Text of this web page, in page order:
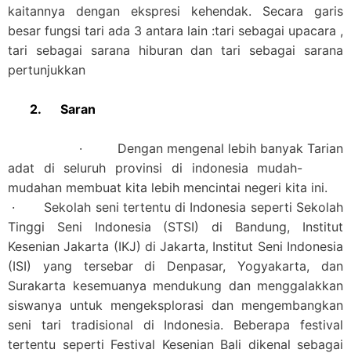
kaitannya dengan ekspresi kehendak. Secara garis
besar fungsi tari ada 3 antara lain :tari sebagai upacara ,
tari sebagai sarana hiburan dan tari sebagai sarana
pertunjukkan
2. Saran
· Dengan mengenal lebih banyak Tarian
adat di seluruh provinsi di indonesia mudah-
mudahan membuat kita lebih mencintai negeri kita ini.
· Sekolah seni tertentu di Indonesia seperti Sekolah
Tinggi Seni Indonesia (STSI) di Bandung, Institut
Kesenian Jakarta (IKJ) di Jakarta, Institut Seni Indonesia
(ISI) yang tersebar di Denpasar, Yogyakarta, dan
Surakarta kesemuanya mendukung dan menggalakkan
siswanya untuk mengeksplorasi dan mengembangkan
seni tari tradisional di Indonesia. Beberapa festival
tertentu seperti Festival Kesenian Bali dikenal sebagai